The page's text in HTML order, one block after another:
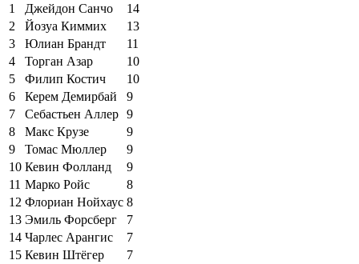
1
Джейдон Санчо
14
2
Йозуа Киммих
13
3
Юлиан Брандт
11
4
Торган Азар
10
5
Филип Костич
10
6
Керем Демирбай
9
7
Себастьен Аллер 9
8
Макс Крузе
9
9
Томас Мюллер
9
10 Кевин Фолланд
9
11 Марко Ройс
8
12 Флориан Нойхаус 8
13 Эмиль Форсберг
7
14 Чарлес Арангис
7
15 Кевин Штёгер 7